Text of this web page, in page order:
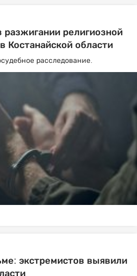
разжигании религиозной
Костанайской области
расследование.
экстремистов выявили